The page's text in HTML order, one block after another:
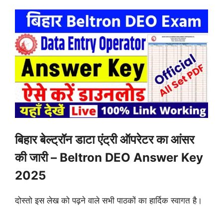
बिहार बेल्ट्रॉन डाटा एंट्री ऑपरेटर का आंसर
की जारी – Beltron DEO Answer Key
2025
दोस्तो इस लेख को पढ़ने वाले सभी पाठकों का हार्दिक स्वागत है।